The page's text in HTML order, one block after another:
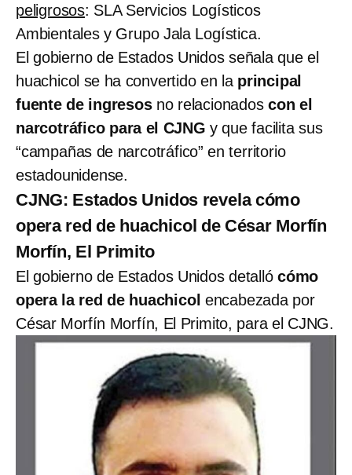
peligrosos: SLA Servicios Logísticos
Ambientales y Grupo Jala Logística.
El gobierno de Estados Unidos señala que el
huachicol se ha convertido en la principal
fuente de ingresosno relacionadoscon el
narcotráfico para el CJNG y que facilita sus
“campañas de narcotráfico” en territorio
estadounidense.
CJNG: Estados Unidos revela cómo
opera red de huachicol de César Morfín
Morfín, El Primito
El gobierno de Estados Unidos detalló cómo
opera la red de huachicol encabezada por
César Morfín Morfín, El Primito, para el CJNG.